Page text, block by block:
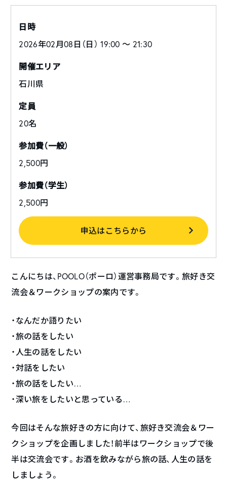
日時
2026年02月08日（日） 19:00 〜 21:30
開催エリア
石川県
定員
20名
参加費（一般）
2,500円
参加費（学生）
2,500円
申込はこちらから
こんにちは、POOLO（ポーロ）運営事務局です。旅好き交
流会＆ワークショップの案内です。
・なんだか語りたい
・旅の話をしたい
・人生の話をしたい
・対話をしたい
・旅の話をしたい…
・深い旅をしたいと思っている…
今回はそんな旅好きの方に向けて、旅好き交流会＆ワー
クショップを企画しました！前半はワークショップで後
半は交流会です。お酒を飲みながら旅の話、人生の話を
しましょう。